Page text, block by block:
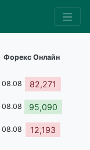
Форекс Онлайн
08.08 82,271
08.08 95,090
08.08 12,193